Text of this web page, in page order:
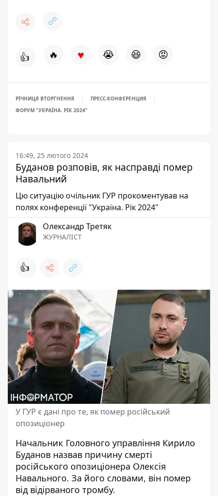
👍 🔥 ♥ 😭 😆 😡
РІЧНИЦЯ ВТОРГНЕННЯ
ПРЕСС-КОНФЕРЕНЦИЯ
ФОРУМ "УКРАЇНА. РІК 2024"
16:49, 25 лютого 2024
Буданов розповів, як насправді помер
Навальний
Цю ситуацію очільник ГУР прокоментував на
полях конференції "Україна. Рік 2024"
Олександр Третяк
ЖУРНАЛІСТ
👍
У ГУР є дані про те, як помер російський
опозиціонер
Начальник Головного управління Кирило
Буданов назвав причину смерті
російського опозиціонера Олексія
Навального. За його словами, він помер
від відірваного тромбу.